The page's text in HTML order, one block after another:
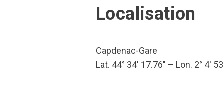
Localisation
Capdenac-Gare
Lat. 44° 34′ 17.76″ – Lon. 2° 4′